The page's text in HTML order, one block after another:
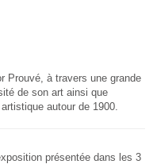
Prouvé, à travers une grande
de son art ainsi que
autour de 1900.
présentée dans les 3